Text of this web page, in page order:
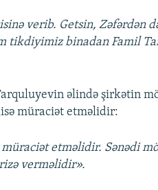
verib. Getsin, Zəfərdən
tikdiyimiz binadan Famil
əlində şirkətin
müraciət etməlidir:
müraciət etməlidir. Sənədi
verməlidir».